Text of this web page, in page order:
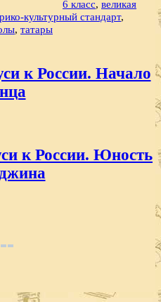
6 класс, великая
культурный стандарт,
, татары
к России. Начало
к России. Юность